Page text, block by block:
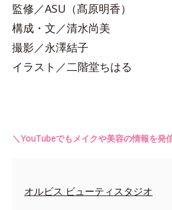
監修／ASU（髙原明香）
構成・文／清水尚美
撮影／永澤結子
イラスト／二階堂ちはる
＼YouTubeでもメイクや美容の情報を発
オルビス ビューティスタジオ